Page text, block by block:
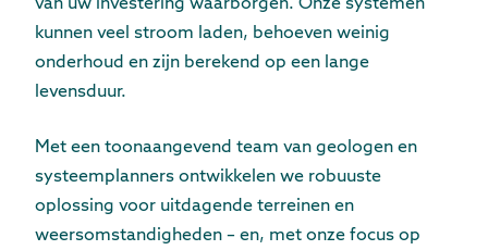
van uw investering waarborgen. Onze systemen
kunnen veel stroom laden, behoeven weinig
onderhoud en zijn berekend op een lange
levensduur.
Met een toonaangevend team van geologen en
systeemplanners ontwikkelen we robuuste
oplossing voor uitdagende terreinen en
weersomstandigheden – en, met onze focus op